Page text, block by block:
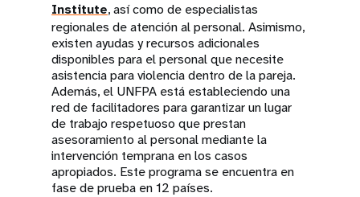
Institute, así como de especialistas
regionales de atención al personal. Asimismo,
existen ayudas y recursos adicionales
disponibles para el personal que necesite
asistencia para violencia dentro de la pareja.
Además, el UNFPA está estableciendo una
red de facilitadores para garantizar un lugar
de trabajo respetuoso que prestan
asesoramiento al personal mediante la
intervención temprana en los casos
apropiados. Este programa se encuentra en
fase de prueba en 12 países.